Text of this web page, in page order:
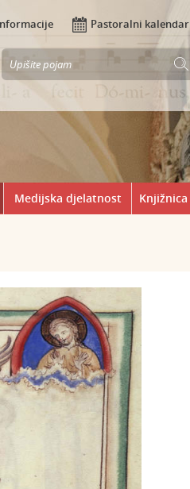
Pastoralni kalendar
Medijska djelatnost Knjižnica